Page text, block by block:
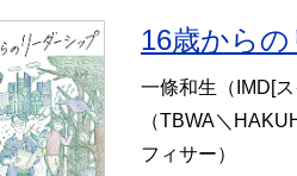
16歳から
一條和生（IMD[
（TBWA＼
フィサー）